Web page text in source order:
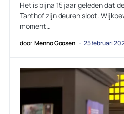
Het is bijna 15 jaar geleden dat
Tanthof zijn deuren sloot.
moment…
door Menno Goosen 25 februari